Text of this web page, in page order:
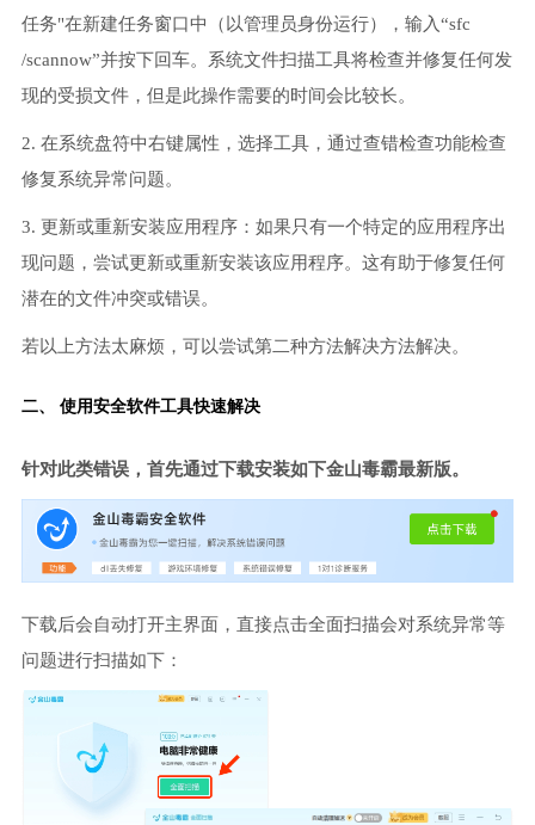
任务"在新建任务窗口中（以管理员身份运行），输入“sfc
/scannow”并按下回车。系统文件扫描工具将检查并修复任何发
现的受损文件，但是此操作需要的时间会比较长。
2. 在系统盘符中右键属性，选择工具，通过查错检查功能检查
修复系统异常问题。
3. 更新或重新安装应用程序：如果只有一个特定的应用程序出
现问题，尝试更新或重新安装该应用程序。这有助于修复任何
潜在的文件冲突或错误。
若以上方法太麻烦，可以尝试第二种方法解决方法解决。
二、 使用安全软件工具快速解决
针对此类错误，首先通过下载安装如下金山毒霸最新版。
下载后会自动打开主界面，直接点击全面扫描会对系统异常等
问题进行扫描如下：